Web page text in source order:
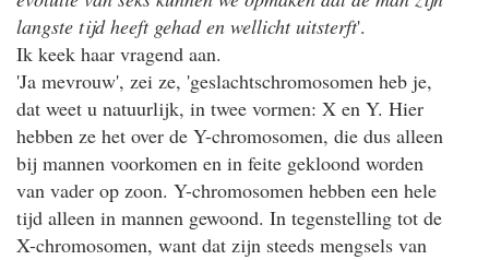
langste tijd heeft gehad en wellicht uitsterft'.
Ik keek haar vragend aan.
'Ja mevrouw', zei ze, 'geslachtschromosomen heb je,
dat weet u natuurlijk, in twee vormen: X en Y. Hier
hebben ze het over de Y-chromosomen, die dus alleen
bij mannen voorkomen en in feite gekloond worden
van vader op zoon. Y-chromosomen hebben een hele
tijd alleen in mannen gewoond. In tegenstelling tot de
X-chromosomen, want dat zijn steeds mengsels van